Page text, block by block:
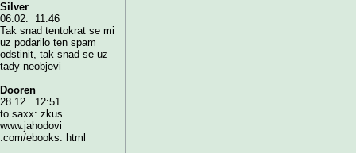
Silver
06.02. 11:46
Tak snad tentokrat se mi
uz podarilo ten spam
odstinit, tak snad se uz
tady neobjevi
Dooren
28.12. 12:51
to saxx: zkus
www.jahodovi
.com/ebooks. html